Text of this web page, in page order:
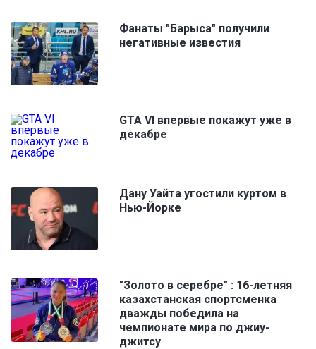
Фанаты "Барыса" получили
негативные известия
GTA VI впервые покажут уже в
декабре
Дану Уайта угостили куртом в
Нью-Йорке
"Золото в серебре" : 16-летняя
казахстанская спортсменка
дважды победила на
чемпионате мира по джиу-
джитсу